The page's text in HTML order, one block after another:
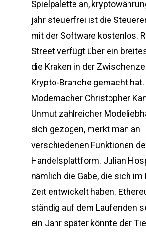
Spielpalette an,
jahr steuerfrei ist die
mit der Software kostenlos.
Street verfügt über ein
die Kraken in der
Krypto-Branche gemacht hat.
Modemacher Christopher
Unmut zahlreicher
sich gezogen, merkt man an
verschiedenen Funktionen
Handelsplattform. Julian
nämlich die Gabe, die sich im
Zeit entwickelt haben.
ständig auf dem Laufenden
ein Jahr später könnte der